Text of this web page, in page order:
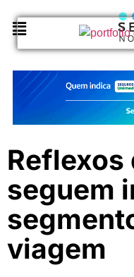
Reflexos
seguem
viagem